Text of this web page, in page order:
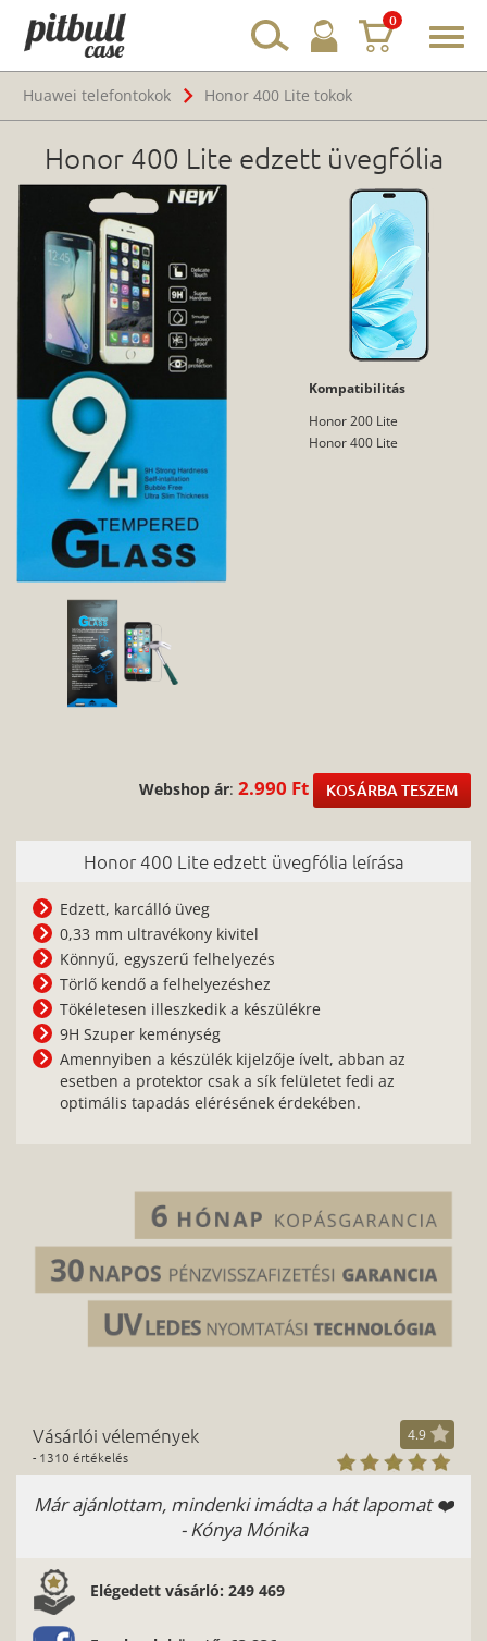
0
Huawei telefontokok
Honor 400 Lite tokok
Honor 400 Lite edzett üvegfólia
Kompatibilitás
Honor 200 Lite
Honor 400 Lite
Webshop ár: 2.990 Ft KOSÁRBA TESZEM
Honor 400 Lite edzett üvegfólia leírása
Edzett, karcálló üveg
0,33 mm ultravékony kivitel
Könnyű, egyszerű felhelyezés
Törlő kendő a felhelyezéshez
Tökéletesen illeszkedik a készülékre
9H Szuper keménység
Amennyiben a készülék kijelzője ívelt, abban az
esetben a protektor csak a sík felületet fedi az
optimális tapadás elérésének érdekében.
Vásárlói vélemények
- 1310 értékelés
4.9
Már ajánlottam, mindenki imádta a hát lapomat ❤️
- Kónya Mónika
Elégedett vásárló: 249 469